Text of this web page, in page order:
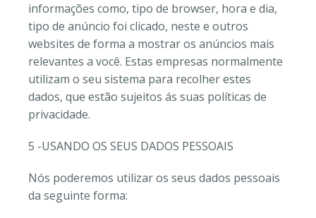
informações como, tipo de browser, hora e dia,
tipo de anúncio foi clicado, neste e outros
websites de forma a mostrar os anúncios mais
relevantes a você. Estas empresas normalmente
utilizam o seu sistema para recolher estes
dados, que estão sujeitos ás suas políticas de
privacidade.
5 -USANDO OS SEUS DADOS PESSOAIS
Nós poderemos utilizar os seus dados pessoais
da seguinte forma: